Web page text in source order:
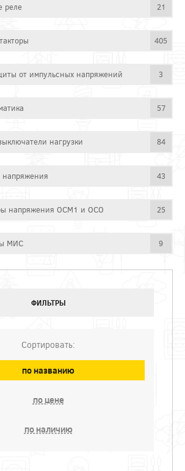
реле 21
405
от импульсных напряжений 3
57
нагрузки 84
напряжения 43
напряжения ОСМ1 и ОСО 25
МИС 9
ФИЛЬТРЫ
Сортировать:
по названию
по цене
по наличию